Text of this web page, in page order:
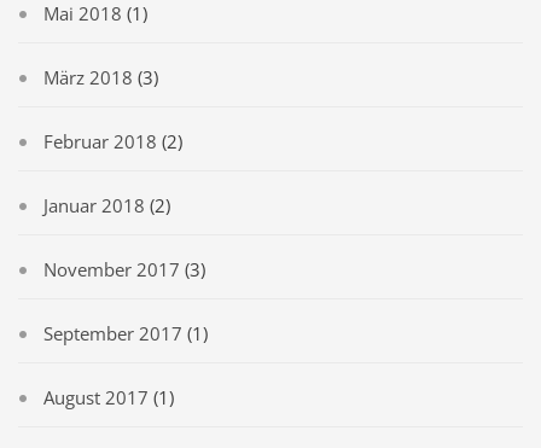
Mai 2018 (1)
März 2018 (3)
Februar 2018 (2)
Januar 2018 (2)
November 2017 (3)
September 2017 (1)
August 2017 (1)